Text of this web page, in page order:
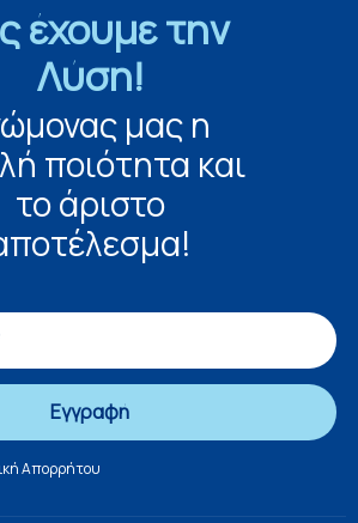
έχουμε την
Λύση!
μας η
ποιότητα και
το άριστο
Απορρήτου